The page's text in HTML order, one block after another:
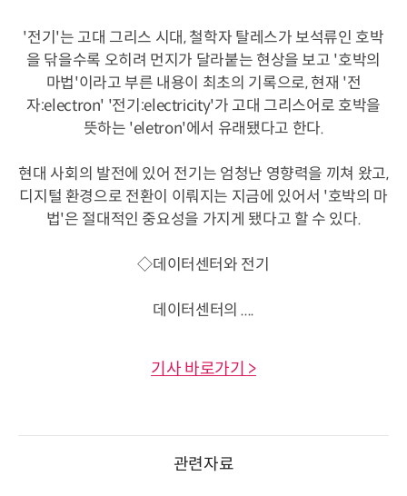
'전기'는 고대 그리스 시대, 철학자 탈레스가 보석류인 호박
을 닦을수록 오히려 먼지가 달라붙는 현상을 보고 '호박의
마법'이라고 부른 내용이 최초의 기록으로, 현재 '전
자:electron' '전기:electricity'가 고대 그리스어로 호박을
뜻하는 'eletron'에서 유래됐다고 한다.
현대 사회의 발전에 있어 전기는 엄청난 영향력을 끼쳐 왔고,
디지털 환경으로 전환이 이뤄지는 지금에 있어서 '호박의 마
법'은 절대적인 중요성을 가지게 됐다고 할 수 있다.
◇데이터센터와 전기
데이터센터의 ....
기사 바로가기 >
관련자료